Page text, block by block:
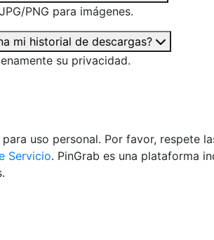
PNG para imágenes.
mi historial de descargas?
su privacidad.
uso personal. Por favor, respete
Servicio. PinGrab es una plataforma